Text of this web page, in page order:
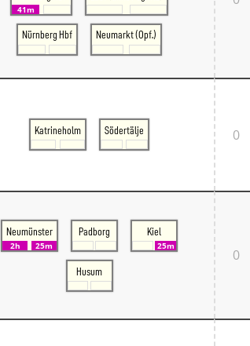
Normandie
Pays de la Loire
Île-de-France
Großbritannien
Großbritannien London
Großbritannien South East
Großbritannien South West
Italien
Lombardia
Triveneto
Ostschweiz
Westschweiz
Zentralschweiz
Zürich und Umgebung
41m
Nürnberg Hbf Neumarkt (Opf.)
Katrineholm Södertälje 0
Neumünster
2h
25m
Padborg
Kiel
25m
Husum
0